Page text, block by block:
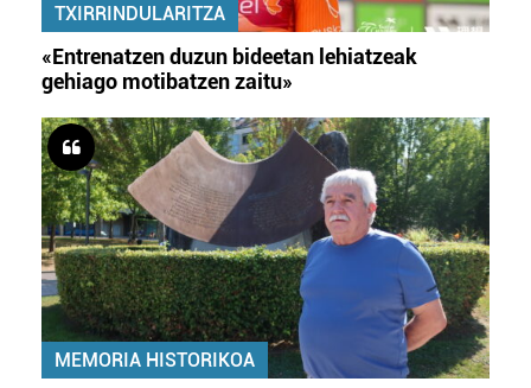
TXIRRINDULARITZA
«Entrenatzen duzun bideetan lehiatzeak
gehiago motibatzen zaitu»
MEMORIA HISTORIKOA